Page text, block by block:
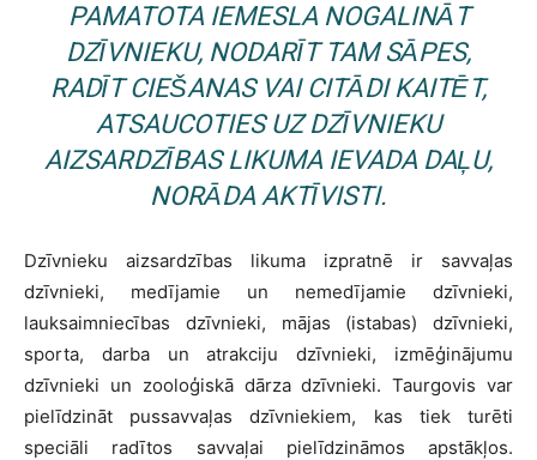
PAMATOTA IEMESLA NOGALINĀT
DZĪVNIEKU, NODARĪT TAM SĀPES,
RADĪT CIEŠANAS VAI CITĀDI KAITĒT,
ATSAUCOTIES UZ DZĪVNIEKU
AIZSARDZĪBAS LIKUMA IEVADA DAĻU,
NORĀDA AKTĪVISTI.
Dzīvnieku aizsardzības likuma izpratnē ir savvaļas
dzīvnieki, medījamie un nemedījamie dzīvnieki,
lauksaimniecības dzīvnieki, mājas (istabas) dzīvnieki,
sporta, darba un atrakciju dzīvnieki, izmēģinājumu
dzīvnieki un zooloģiskā dārza dzīvnieki. Taurgovis var
pielīdzināt pussavvaļas dzīvniekiem, kas tiek turēti
speciāli radītos savvaļai pielīdzināmos apstākļos.